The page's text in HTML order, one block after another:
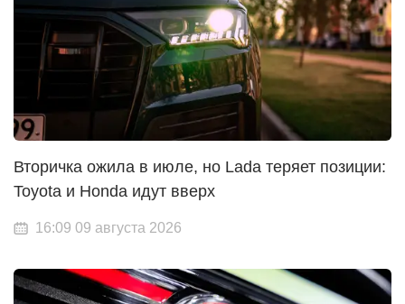
Вторичка ожила в июле, но Lada теряет позиции:
Toyota и Honda идут вверх
16:09 09 августа 2026